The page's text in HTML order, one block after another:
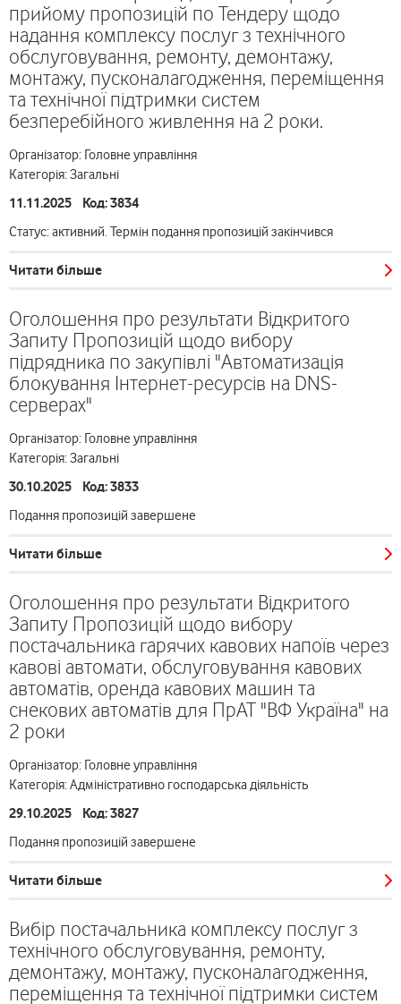
прийому пропозицій по Тендеру щодо
надання комплексу послуг з технічного
обслуговування, ремонту, демонтажу,
монтажу, пусконалагодження, переміщення
та технічної підтримки систем
безперебійного живлення на 2 роки.
Організатор: Головне управління
Категорія: Загальні
11.11.2025 Код: 3834
Статус: активний. Термін подання пропозицій закінчився
Читати більше
Оголошення про результати Відкритого
Запиту Пропозицій щодо вибору
підрядника по закупівлі "Автоматизація
блокування Інтернет-ресурсів на DNS-
серверах"
Організатор: Головне управління
Категорія: Загальні
30.10.2025 Код: 3833
Подання пропозицій завершене
Читати більше
Оголошення про результати Відкритого
Запиту Пропозицій щодо вибору
постачальника гарячих кавових напоїв через
кавові автомати, обслуговування кавових
автоматів, оренда кавових машин та
снекових автоматів для ПрАТ "ВФ Україна" на
2 роки
Організатор: Головне управління
Категорія: Адміністративно господарська діяльність
29.10.2025 Код: 3827
Подання пропозицій завершене
Читати більше
Вибір постачальника комплексу послуг з
технічного обслуговування, ремонту,
демонтажу, монтажу, пусконалагодження,
переміщення та технічної підтримки систем